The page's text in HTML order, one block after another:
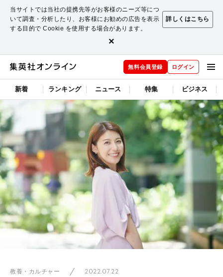
当サイトでは当社の提携先等がお客様のニーズ等につ
いて調査・分析したり、お客様にお勧めの広告を表示
する目的で Cookie を使用する場合があります。
詳しくはこちら
×
無料会員登録 ログイン
新着 ランキング ニュース 特集 ビジネス
教養・カルチャー 2022.07.22